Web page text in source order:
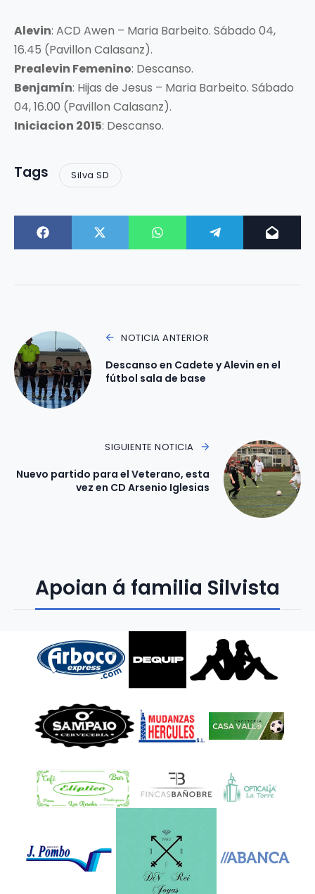
Alevin: ACD Awen – Maria Barbeito. Sábado 04,
16.45 (Pavillon Calasanz).
Prealevin Femenino: Descanso.
Benjamín: Hijas de Jesus – Maria Barbeito. Sábado
04, 16.00 (Pavillon Calasanz).
Iniciacion 2015: Descanso.
Tags Silva SD
NOTICIA ANTERIOR
Descanso en Cadete y Alevin en el
fútbol sala de base
SIGUIENTE NOTICIA
Nuevo partido para el Veterano, esta
vez en CD Arsenio Iglesias
Apoian á familia Silvista